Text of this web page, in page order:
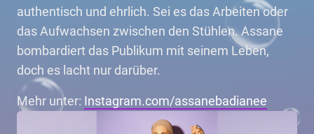
authentisch und ehrlich. Sei es das Arbeiten oder
das Aufwachsen zwischen den Stühlen. Assane
bombardiert das Publikum mit seinem Leben,
doch es lacht nur darüber.
Mehr unter: Instagram.com/assanebadianee